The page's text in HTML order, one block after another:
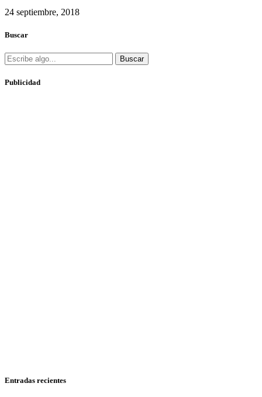
24 septiembre, 2018
Buscar
Buscar
Publicidad
Entradas recientes